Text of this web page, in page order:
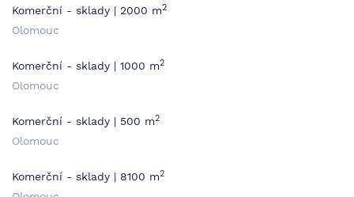
Komerční - sklady | 2000 m2
Olomouc
Komerční - sklady | 1000 m2
Olomouc
Komerční - sklady | 500 m2
Olomouc
Komerční - sklady | 8100 m2